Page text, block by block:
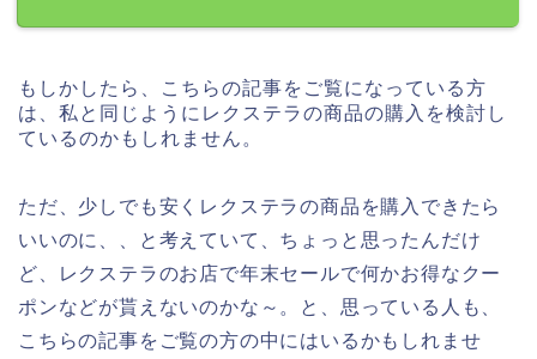
もしかしたら、こちらの記事をご覧になっている方
は、私と同じようにレクステラの商品の購入を検討し
ているのかもしれません。
ただ、少しでも安くレクステラの商品を購入できたら
いいのに、、と考えていて、ちょっと思ったんだけ
ど、レクステラのお店で年末セールで何かお得なクー
ポンなどが貰えないのかな～。と、思っている人も、
こちらの記事をご覧の方の中にはいるかもしれませ